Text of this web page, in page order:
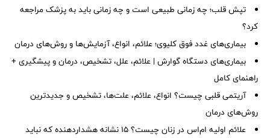
تپش قلب؛ چه زمانی طبیعی است و چه زمانی باید به پزشک مراجعه
کرد؟
بیماری‌های غدد فوق کلیوی؛ علائم، انواع، آزمایش‌ها و روش‌های درمان
بیماری‌های دستگاه گوارش | علائم، علل، تشخیص، درمان و پیشگیری +
راهنمای کامل
آریتمی قلبی چیست؟ انواع، علائم، علت‌ها، تشخیص و جدیدترین
روش‌های درمان
علائم اولیه ام‌اس در زنان چیست؟ ۱۵ نشانه هشداردهنده که نباید